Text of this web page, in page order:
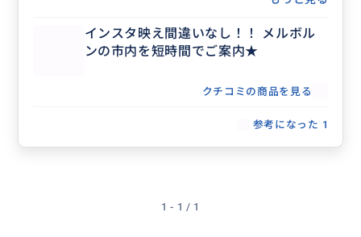
インスタ映え間違いなし！！ メルボル
ンの市内を短時間でご案内★
クチコミの商品を見る
参考になった 1
1 - 1 / 1